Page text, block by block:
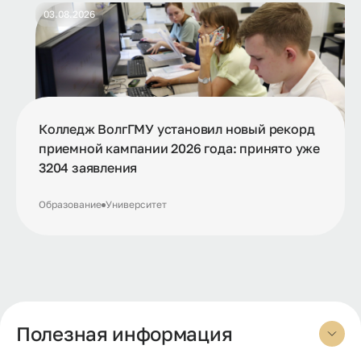
03.08.2026
Колледж ВолгГМУ установил новый рекорд
приемной кампании 2026 года: принято уже
3204 заявления
Образование Университет
Полезная информация